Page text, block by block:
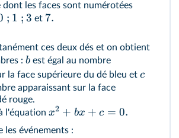
dont les faces sont numérotées
; 1 ; 3 et 7.
ces deux dés et on obtient
: b est égal au nombre
la face supérieure du dé bleu et c
apparaissant sur la face
rouge.
l'équation x2 + bx + c = 0.
les événements :